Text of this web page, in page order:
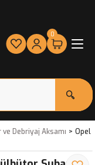
0
ve Debriyaj Aksamı Opel